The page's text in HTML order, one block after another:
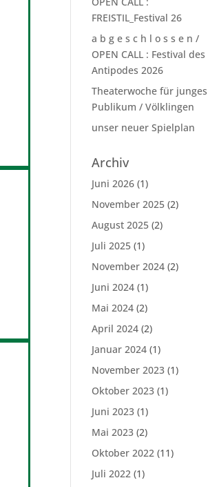
FREISTIL_Festival 26
a b g e s c h l o s s e n /
OPEN CALL : Festival des
Antipodes 2026
Theaterwoche für junges
Publikum / Völklingen
unser neuer Spielplan
Archiv
Juni 2026 (1)
November 2025 (2)
August 2025 (2)
Juli 2025 (1)
November 2024 (2)
Juni 2024 (1)
Mai 2024 (2)
April 2024 (2)
Januar 2024 (1)
November 2023 (1)
Oktober 2023 (1)
Juni 2023 (1)
Mai 2023 (2)
Oktober 2022 (11)
Juli 2022 (1)